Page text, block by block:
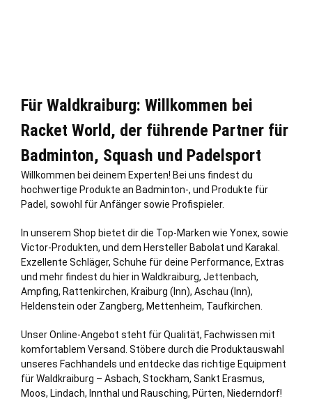
Für Waldkraiburg: Willkommen bei
Racket World, der führende Partner für
Badminton, Squash und Padelsport
Willkommen bei deinem Experten! Bei uns findest du
hochwertige Produkte an Badminton-, und Produkte für
Padel, sowohl für Anfänger sowie Profispieler.
In unserem Shop bietet dir die Top-Marken wie Yonex, sowie
Victor-Produkten, und dem Hersteller Babolat und Karakal.
Exzellente Schläger, Schuhe für deine Performance, Extras
und mehr findest du hier in Waldkraiburg, Jettenbach,
Ampfing, Rattenkirchen, Kraiburg (Inn), Aschau (Inn),
Heldenstein oder Zangberg, Mettenheim, Taufkirchen
Unser Online-Angebot steht für Qualität, Fachwissen mit
komfortablem Versand. Stöbere durch die Produktauswahl
unseres Fachhandels und entdecke das richtige Equipment
für Waldkraiburg – Asbach, Stockham, Sankt Erasmus,
Moos, Lindach, Innthal und Rausching, Pürten, Niederndorf!